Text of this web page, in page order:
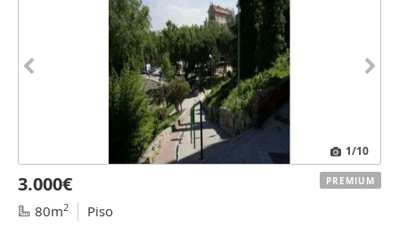
1/10
3.000€
80m2 Piso
PREMIUM